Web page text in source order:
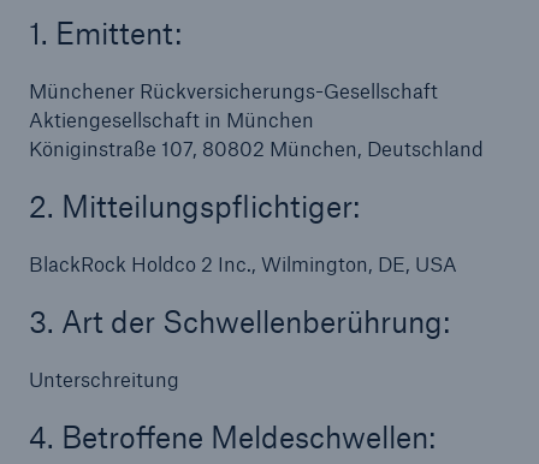
1. Emittent:
Münchener Rückversicherungs-Gesellschaft
Aktiengesellschaft in München
Königinstraße 107, 80802 München, Deutschland
2. Mitteilungspflichtiger:
BlackRock Holdco 2 Inc., Wilmington, DE, USA
3. Art der Schwellenberührung:
Unterschreitung
4. Betroffene Meldeschwellen:
Fakten
Leistungsentscheidung in der BU-